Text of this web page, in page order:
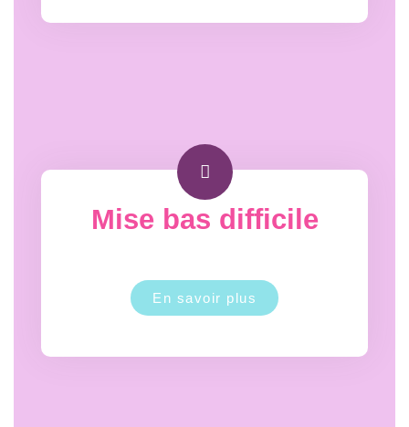
Mise bas difficile
En savoir plus